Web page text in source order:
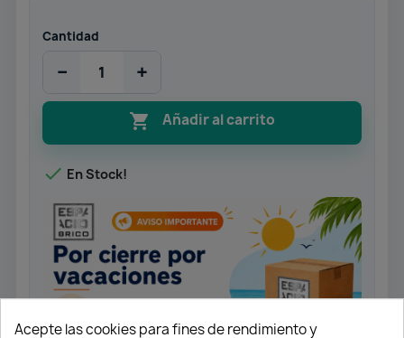
Cantidad
− +
 Añadir al carrito
 En Stock!
Acepte las cookies para fines de rendimiento y